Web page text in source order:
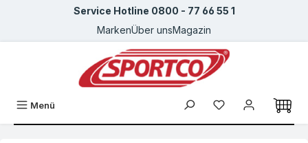
Zum Hauptinhalt springenService Hotline 0800 - 77 66 55 1
MarkenÜber unsMagazin
Menü